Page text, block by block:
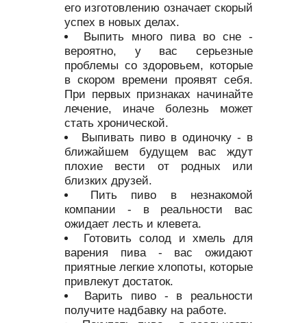
его изготовлению означает скорый
успех в новых делах.
Выпить много пива во сне -
вероятно, у вас серьезные
проблемы со здоровьем, которые
в скором времени проявят себя.
При первых признаках начинайте
лечение, иначе болезнь может
стать хронической.
Выпивать пиво в одиночку - в
ближайшем будущем вас ждут
плохие вести от родных или
близких друзей.
Пить пиво в незнакомой
компании - в реальности вас
ожидает лесть и клевета.
Готовить солод и хмель для
варения пива - вас ожидают
приятные легкие хлопоты, которые
привлекут достаток.
Варить пиво - в реальности
получите надбавку на работе.